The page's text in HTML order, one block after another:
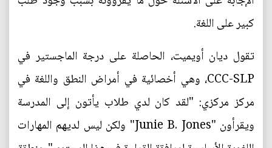
كبير على اللغة.
تقول ديان أويميت، الحاصلة على درجة الماجستير في
CCC-SLP، وهي أخصائية في أمراض النطق واللغة في
مركز مركزي: "لقد كان لدي طلاب يأتون إلى المدرسة
ويقرأون "Junie B. Jones" ولكن ليس لديهم المهارات